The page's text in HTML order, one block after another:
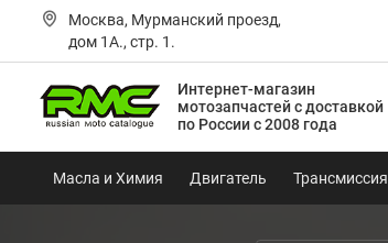
Москва, Мурманский проезд,
дом 1А., стр. 1.
Интернет-магазин
мотозапчастейс доставкой
по России с 2008 года
Масла и Химия Двигатель Трансмиссия